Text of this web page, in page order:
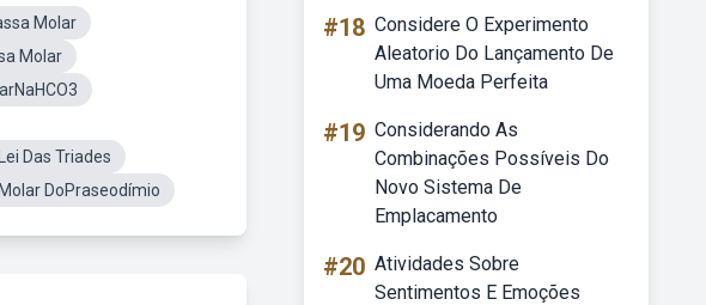
Molar
Molar
Lei Das Triades
DoPraseodímio
#18 Considere O Experimento
Aleatorio Do Lançamento De
Uma Moeda Perfeita
#19 Considerando As
Combinações Possíveis Do
Novo Sistema De
Emplacamento
#20 Atividades Sobre
Sentimentos E Emoções